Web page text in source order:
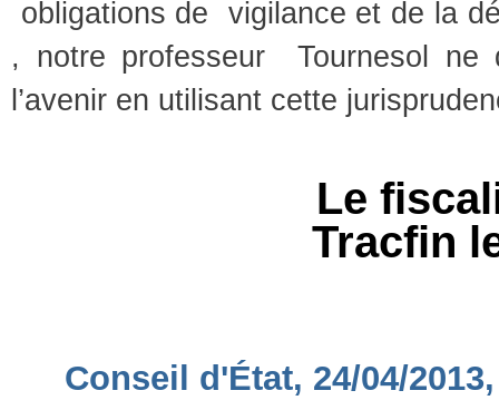
obligations de
vigilance et de la
, notre professeur
Tournesol
l’avenir en utilisant cette
Le
Tracfin
Conseil d'État, 24/04/